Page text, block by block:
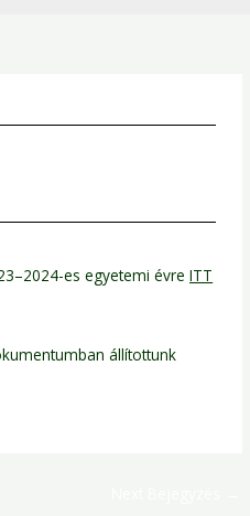
es egyetemi évreITT
állítottunk